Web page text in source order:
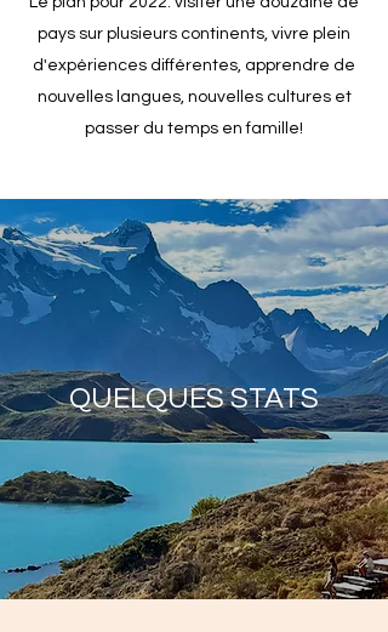
QUELQUES STATS
pays sur plusieurs continents, vivre plein
d'expériences différentes, apprendre de
nouvelles langues, nouvelles cultures et
passer du temps en famille!